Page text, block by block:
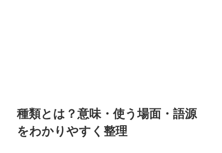
種類とは？意味・使う場面・語源
をわかりやすく整理